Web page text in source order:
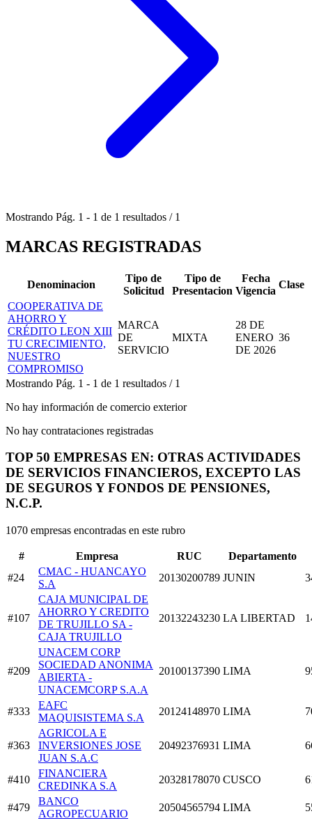
Mostrando Pág. 1 - 1 de 1 resultados / 1
MARCAS REGISTRADAS
Denominacion
Tipo de
Solicitud
Tipo de
Presentacion
Fecha
Vigencia
Clase
COOPERATIVA DE
AHORRO Y
CRÉDITO LEON XIII
TU CRECIMIENTO,
NUESTRO
COMPROMISO
MARCA
DE
SERVICIO
MIXTA
28 DE
ENERO
DE 2026
36
Mostrando Pág. 1 - 1 de 1 resultados / 1
No hay información de comercio exterior
No hay contrataciones registradas
TOP 50 EMPRESAS EN: OTRAS ACTIVIDADES
DE SERVICIOS FINANCIEROS, EXCEPTO LAS
DE SEGUROS Y FONDOS DE PENSIONES,
N.C.P.
1070 empresas encontradas en este rubro
# Empresa RUC
Departamento
#24
CMAC - HUANCAYO
S.A
20130200789 JUNIN
#107
CAJA MUNICIPAL DE
AHORRO Y CREDITO
DE TRUJILLO SA -
CAJA TRUJILLO
20132243230 LA LIBERTAD
#209
UNACEM CORP
SOCIEDAD ANONIMA
ABIERTA -
UNACEMCORP S.A.A
20100137390 LIMA
#333
EAFC
MAQUISISTEMA S.A
20124148970 LIMA
#363
AGRICOLA E
INVERSIONES JOSE
JUAN S.A.C
20492376931 LIMA
#410
FINANCIERA
CREDINKA S.A
20328178070 CUSCO
#479
BANCO
AGROPECUARIO
20504565794 LIMA